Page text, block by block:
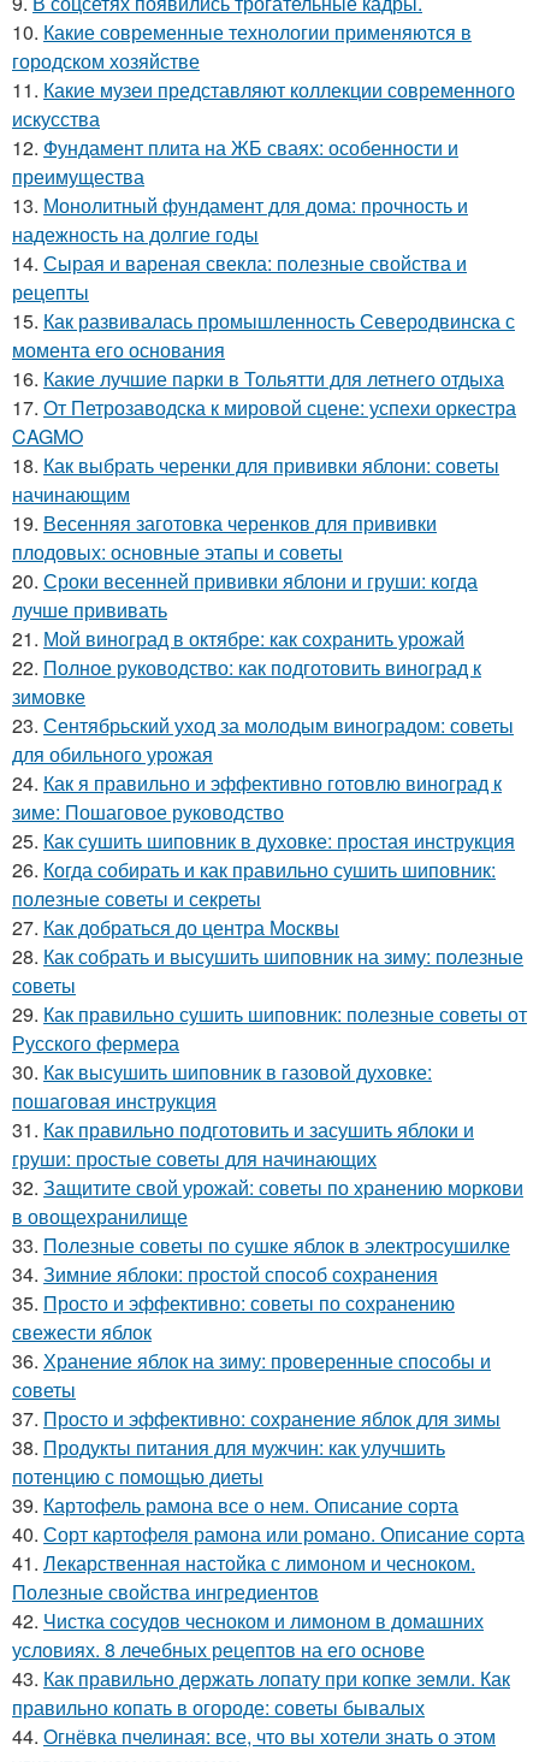
10. Какие современные технологии применяются в
городском хозяйстве
11. Какие музеи представляют коллекции современного
искусства
12. Фундамент плита на ЖБ сваях: особенности и
преимущества
13. Монолитный фундамент для дома: прочность и
надежность на долгие годы
14. Сырая и вареная свекла: полезные свойства и
рецепты
15. Как развивалась промышленность Северодвинска с
момента его основания
16. Какие лучшие парки в Тольятти для летнего отдыха
17. От Петрозаводска к мировой сцене: успехи оркестра
CAGMO
18. Как выбрать черенки для прививки яблони: советы
начинающим
19. Весенняя заготовка черенков для прививки
плодовых: основные этапы и советы
20. Сроки весенней прививки яблони и груши: когда
лучше прививать
21. Мой виноград в октябре: как сохранить урожай
22. Полное руководство: как подготовить виноград к
зимовке
23. Сентябрьский уход за молодым виноградом: советы
для обильного урожая
24. Как я правильно и эффективно готовлю виноград к
зиме: Пошаговое руководство
25. Как сушить шиповник в духовке: простая инструкция
26. Когда собирать и как правильно сушить шиповник:
полезные советы и секреты
27. Как добраться до центра Москвы
28. Как собрать и высушить шиповник на зиму: полезные
советы
29. Как правильно сушить шиповник: полезные советы от
Русского фермера
30. Как высушить шиповник в газовой духовке:
пошаговая инструкция
31. Как правильно подготовить и засушить яблоки и
груши: простые советы для начинающих
32. Защитите свой урожай: советы по хранению моркови
в овощехранилище
33. Полезные советы по сушке яблок в электросушилке
34. Зимние яблоки: простой способ сохранения
35. Просто и эффективно: советы по сохранению
свежести яблок
36. Хранение яблок на зиму: проверенные способы и
советы
37. Просто и эффективно: сохранение яблок для зимы
38. Продукты питания для мужчин: как улучшить
потенцию с помощью диеты
39. Картофель рамона все о нем. Описание сорта
40. Сорт картофеля рамона или романо. Описание сорта
41. Лекарственная настойка с лимоном и чесноком.
Полезные свойства ингредиентов
42. Чистка сосудов чесноком и лимоном в домашних
условиях. 8 лечебных рецептов на его основе
43. Как правильно держать лопату при копке земли. Как
правильно копать в огороде: советы бывалых
44. Огнёвка пчелиная: все, что вы хотели знать о этом